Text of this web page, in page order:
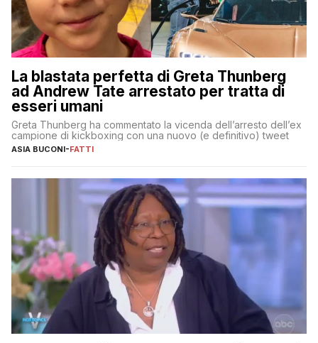
La blastata perfetta di Greta Thunberg
ad Andrew Tate arrestato per tratta di
esseri umani
Greta Thunberg ha commentato la vicenda dell’arresto dell’ex
campione di kickboxing con una nuovo (e definitivo) tweet
ASIA BUCONI-FATTI